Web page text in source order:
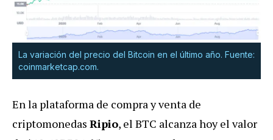
La variación del precio del Bitcoin en el último año. Fuente:
coinmarketcap.com.
En la plataforma de compra y venta de
criptomonedas Ripio, el BTC alcanza hoy el valor